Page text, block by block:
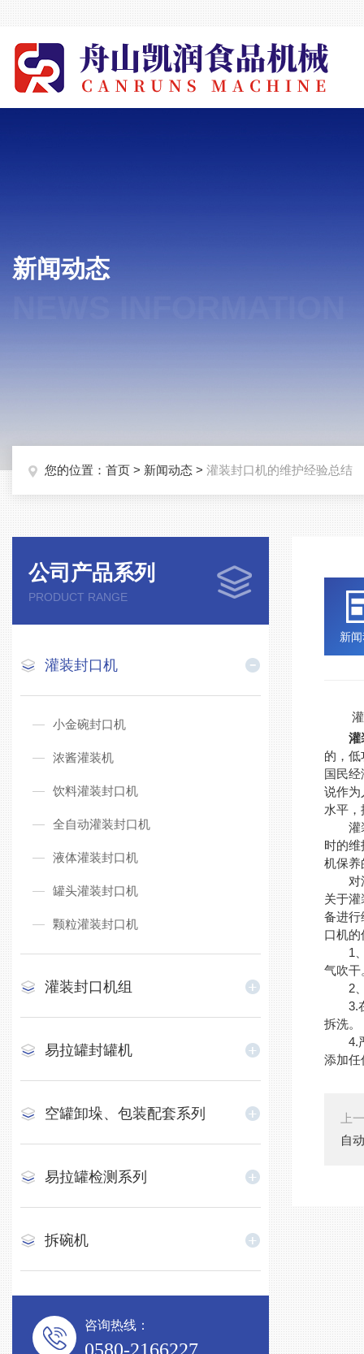
新闻动态
您的位置： 首页 > 新闻动态 > 灌装封口机的维护经验总结
公司产品系列
PRODUCT RANGE
灌装封口机
小金碗封口机
浓酱灌装机
饮料灌装封口机
全自动灌装封口机
液体灌装封口机
罐头灌装封口机
颗粒灌装封口机
灌装封口机组
易拉罐封罐机
空罐卸垛、包装配套系列
易拉罐检测系列
拆碗机
咨询热线：
新
灌装
灌
的，
国民
说作为
水平
灌装
时的
机保养
对灌
关于
备进行
口机
1、
气吹干
2、
3.在
拆洗。
4.严
添加任
上
自